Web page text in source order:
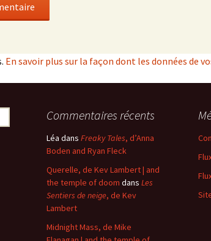
En savoir plus sur la façon dont les données de
Commentaires récents
Léa dans Freaky Tales, d’Anna
Boden and Ryan Fleck
Querelle, de Kev Lambert | and
the temple of doom dans Les
Sentiers de neige, de Kev
Lambert
Midnight Mass, de Mike